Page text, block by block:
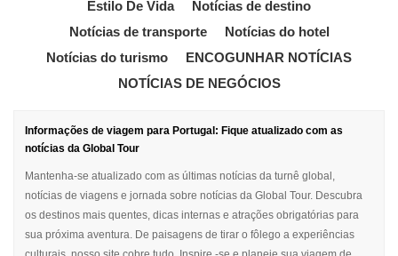
Estilo De Vida
Notícias de destino
Notícias de transporte
Notícias do hotel
Notícias do turismo
ENCOGUNHAR NOTÍCIAS
NOTÍCIAS DE NEGÓCIOS
Informações de viagem para Portugal: Fique atualizado com as
notícias da Global Tour
Mantenha-se atualizado com as últimas notícias da turnê global,
notícias de viagens e jornada sobre notícias da Global Tour. Descubra
os destinos mais quentes, dicas internas e atrações obrigatórias para
sua próxima aventura. De paisagens de tirar o fôlego a experiências